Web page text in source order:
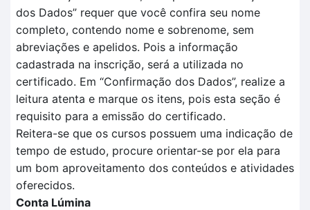
dos Dados” requer que você confira seu nome
completo, contendo nome e sobrenome, sem
abreviações e apelidos. Pois a informação
cadastrada na inscrição, será a utilizada no
certificado. Em “Confirmação dos Dados”, realize a
leitura atenta e marque os itens, pois esta seção é
requisito para a emissão do certificado.
Reitera-se que os cursos possuem uma indicação de
tempo de estudo, procure orientar-se por ela para
um bom aproveitamento dos conteúdos e atividades
oferecidos.
Conta Lúmina